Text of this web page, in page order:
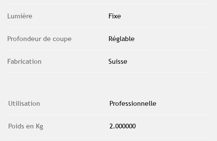
Lumière Fixe
Profondeur de coupe Réglable
Fabrication Suisse
Utilisation Professionnelle
Poids en Kg 2.000000